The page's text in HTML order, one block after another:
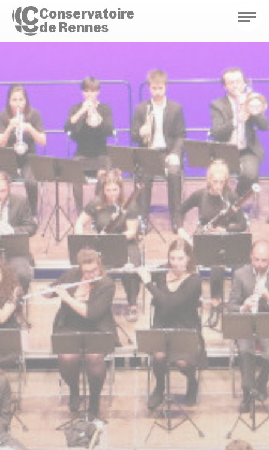
Conservatoire
de Rennes
Enseignements
Saison culturelle
Actions d'éducation
Bibliothèque musicale
Infos pratiques
CANDIDATURES
EXTRANET
NEWSLETTER
BILLETTERIE